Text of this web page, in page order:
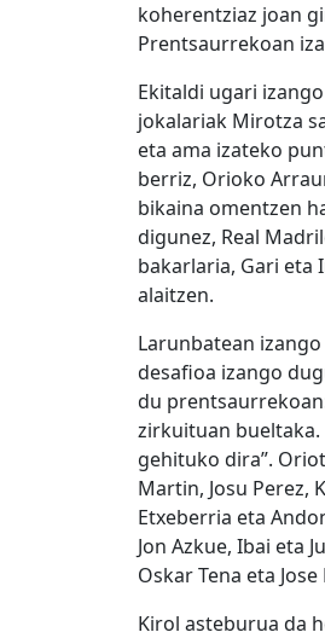
koherentziaz joan
Prentsaurrekoan
Ekitaldi ugari
jokalariak Mirotza
eta ama izateko
berriz, Orioko
bikaina omentzen
digunez, Real
bakarlaria, Gari eta
alaitzen.
Larunbatean
desafioa izango
du
zirkuituan
gehituko dira”.
Martin, Josu Perez,
Etxeberria eta
Jon Azkue, Ibai eta
Oskar Tena eta
Kirol asteburua da